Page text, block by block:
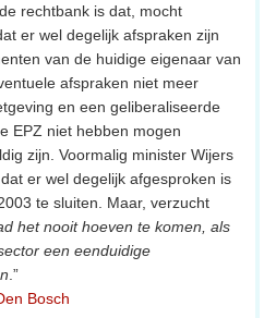
rechtbank is dat, mocht
er wel degelijk afspraken zijn
van de huidige eigenaar van
afspraken niet meer
en een geliberaliseerde
EPZ niet hebben mogen
zijn. Voormalig minister Wijers
er wel degelijk afgesproken is
te sluiten. Maar, verzucht
het nooit hoeven te komen, als
een eenduidige
.”
Bosch